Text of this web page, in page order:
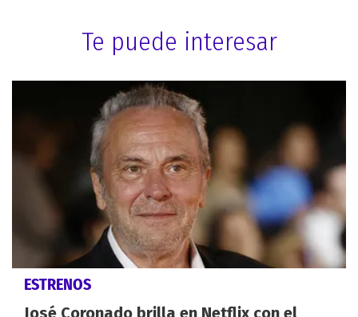
Te puede interesar
ESTRENOS
José Coronado brilla en Netflix con el